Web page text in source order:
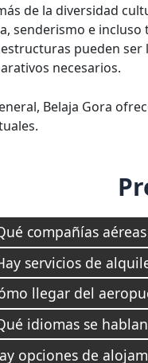
de la diversidad
senderismo e
pueden ser
necesarios.
Belaja Gora
compañías
servicios de
llegar del
idiomas se
opciones de